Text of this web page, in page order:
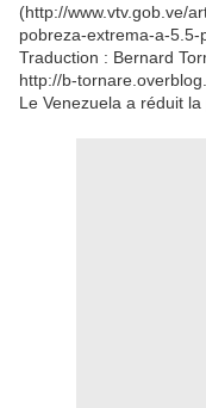
(http://www.vtv.gob.ve/
pobreza-extrema-a-
Traduction : Bernard
http://b-
Le Venezuela a réduit